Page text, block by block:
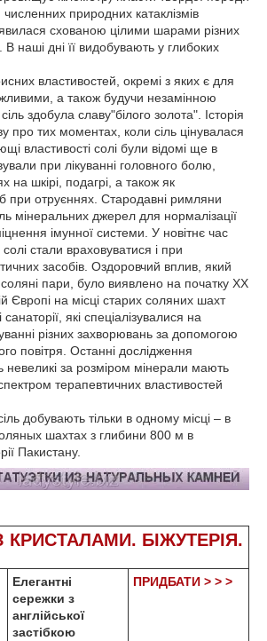
природних катаклізмів
схованою цілими шарами різних
В наші дні її видобувають у глибоких
властивостей, окремі з яких є для
а також будучи незамінною
здобула славу"білого золота". Історія
про тих моментах, коли сіль цінувалася
властивості солі були відомі ще в
при лікуванні головного болю,
на шкірі, подагрі, а також як
при отруєннях. Стародавні римляни
мінеральних джерел для нормалізації
імунної системи. У новітнє час
солі стали враховуватися і при
засобів. Оздоровчий вплив, який
пари, було виявлено на початку ХХ
Європі на місці старих соляних шахт
які спеціалізувалися на
різних захворювань за допомогою
повітря. Останні дослідження
невеликі за розміром мінерали мають
терапевтичних властивостей
добувають тільки в одному місці – в
шахтах з глибини 800 м в
Пакистану.
КРИСТАЛАМИ. БІЖУТЕРІЯ.
Елегантні
сережки з
англійської
застібкою
ПРИДБАТИ > > >